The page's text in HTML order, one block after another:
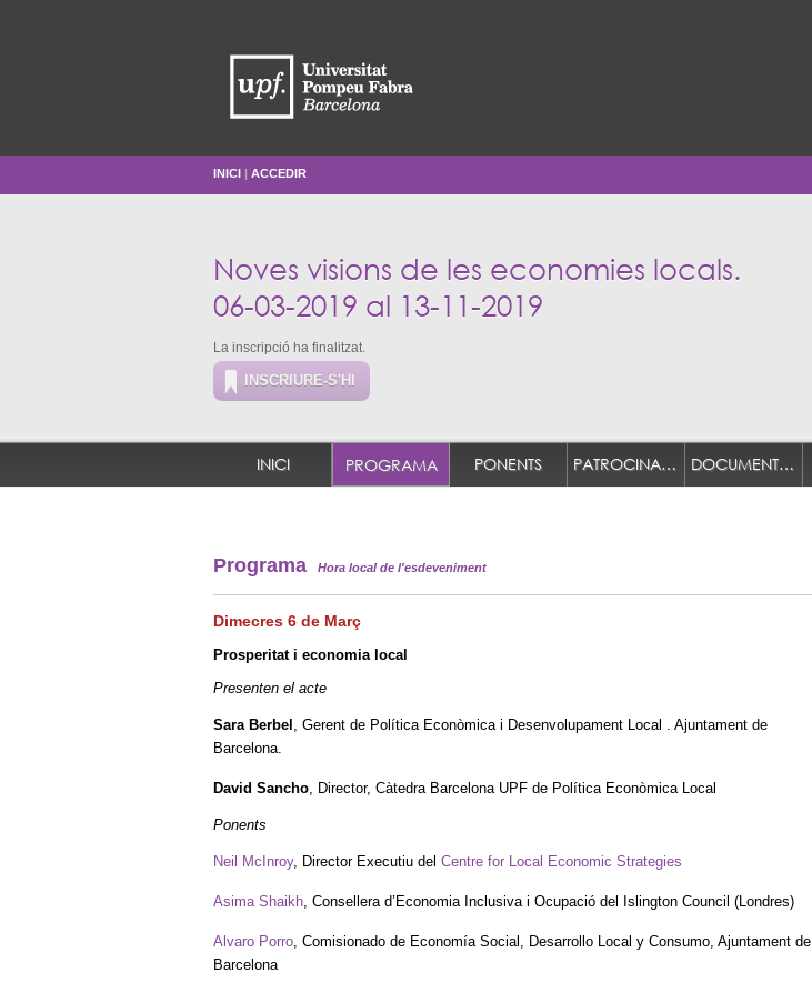
INICI | ACCEDIR
Noves visions de les economies locals.
06-03-2019 al 13-11-2019
La inscripció ha finalitzat.
INSCRIURE-S'HI
INICI PROGRAMA PONENTS PATROCINADORS DOCUMENTACIÓ
Programa Hora local de l'esdeveniment
Dimecres 6 de Març
Prosperitat i economia local
Presenten el acte
Sara Berbel , Gerent de Política Econòmica i Desenvolupament Local . Ajuntament de
Barcelona.
David Sancho, Director, Càtedra Barcelona UPF de Política Econòmica Local
Ponents
Neil McInroy, Director Executiu del Centre for Local Economic Strategies
Asima Shaikh, Consellera d’Economia Inclusiva i Ocupació del Islington Council (Londres)
Alvaro Porro, Comisionado de Economía Social, Desarrollo Local y Consumo, Ajuntament de
Barcelona